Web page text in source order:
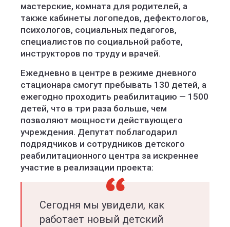
мастерские, комната для родителей, а
также кабинеты логопедов, дефектологов,
психологов, социальных педагогов,
специалистов по социальной работе,
инструкторов по труду и врачей.
Ежедневно в центре в режиме дневного
стационара смогут пребывать 130 детей, а
ежегодно проходить реабилитацию — 1500
детей, что в три раза больше, чем
позволяют мощности действующего
учреждения. Депутат поблагодарил
подрядчиков и сотрудников детского
реабилитационного центра за искреннее
участие в реализации проекта:
Сегодня мы увидели, как
работает новый детский